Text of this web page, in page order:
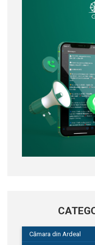
Cămara din Ardeal